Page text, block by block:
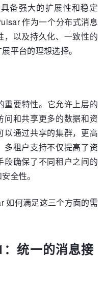
备强大的扩展性和稳定
作为一个分布式消息
，以及持久化、一致性的
平台的理想选择。
重要特性。它允许上层的
问和共享更多的数据和资
以通过共享的集群，更高
多租户支持不仅提高了资
段确保了不同租户之间的
全性。
如何满足这三个方面的需
统一的消息接